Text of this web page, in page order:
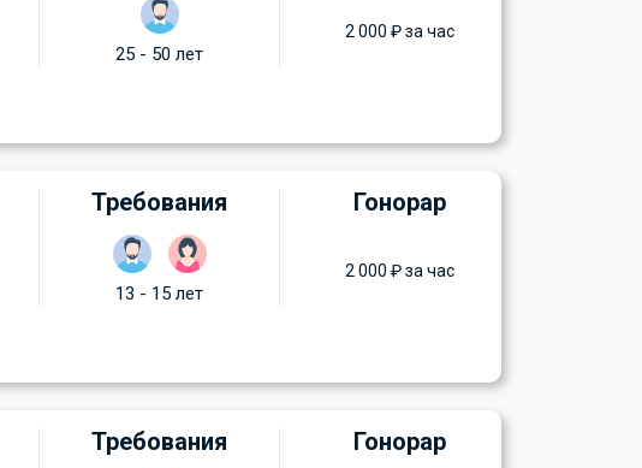
25 - 50 лет
2 000 ₽ за час
Требования
13 - 15 лет
Гонорар
2 000 ₽ за час
Требования Гонорар